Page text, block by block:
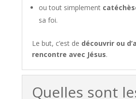
ou tout simplement
sa foi.
Le but, c’est de découvrir ou
rencontre avec Jésus.
Quelles sont